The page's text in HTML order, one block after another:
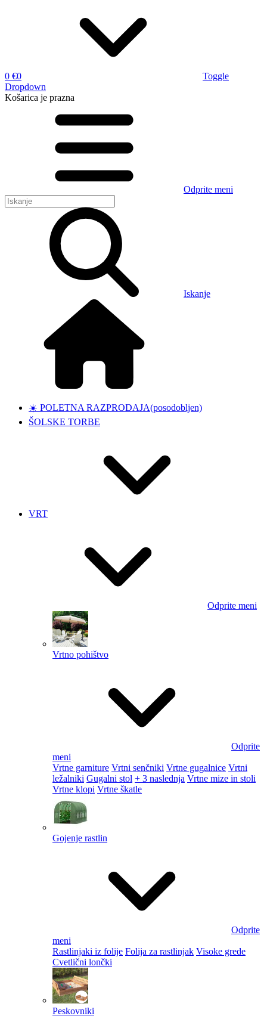
0 €0
Toggle
Dropdown
Košarica je prazna
Odprite meni
Iskanje
☀️ POLETNA RAZPRODAJA(posodobljen)
ŠOLSKE TORBE
VRT
Odprite meni
Vrtno pohištvo
Odprite
meni
Vrtne garniture Vrtni senčniki Vrtne gugalnice Vrtni
ležalniki Gugalni stol + 3 naslednja Vrtne mize in stoli
Vrtne klopi Vrtne škatle
Gojenje rastlin
Odprite
meni
Rastlinjaki iz folije Folija za rastlinjak Visoke grede
Cvetlični lončki
Peskovniki